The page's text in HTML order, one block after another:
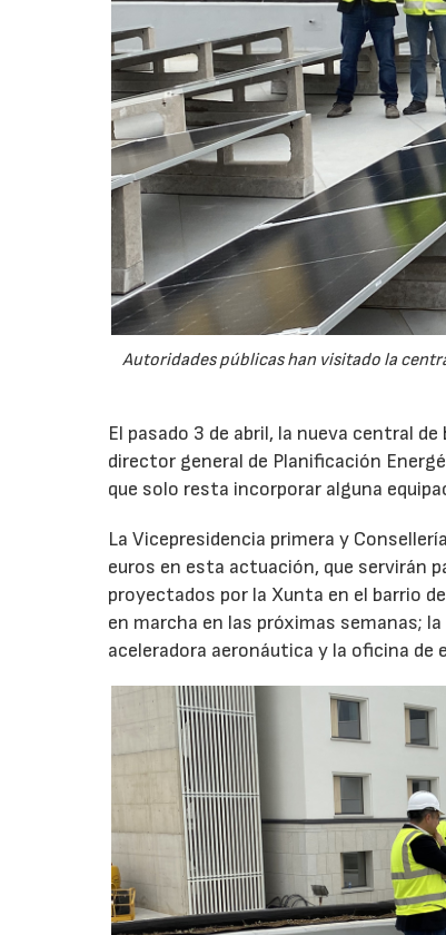
Autoridades públicas han visitado la
El pasado 3 de abril, la nueva central
director general de Planificación
que solo resta incorporar alguna
La Vicepresidencia primera y
euros en esta actuación, que servirán
proyectados por la Xunta en el barrio
en marcha en las próximas semanas;
aceleradora aeronáutica y la oficina de